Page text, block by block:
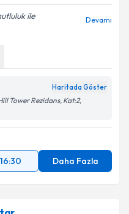
ile
Devamı
Haritada Göster
Tower Rezidans, Kat:2,
16:30 Daha Fazla